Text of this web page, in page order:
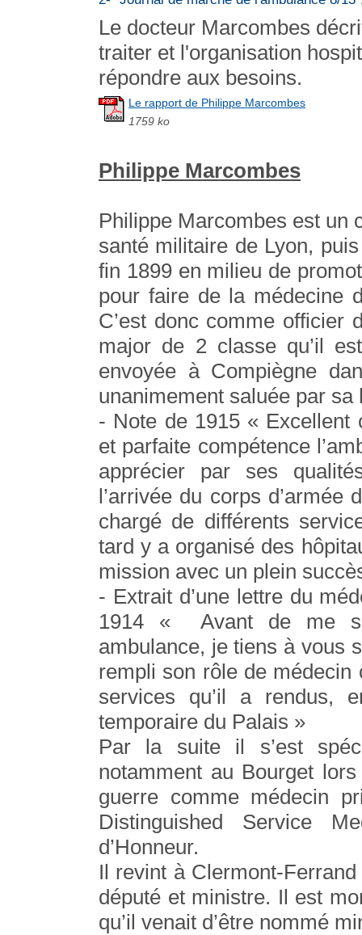
Le docteur Marcombes
traiter et l'organisation
répondre aux besoins.
Le rapport de Philippe Marcombes
1759 ko
Philippe Marcombes
Philippe Marcombes est un
santé militaire de Lyon,
fin 1899 en milieu de
pour faire de la médecine
C’est donc comme officier
major de 2 classe qu’il
envoyée à Compiègne
unanimement saluée par sa
- Note de 1915 « Excellent
et parfaite compétence
apprécier par ses
l’arrivée du corps
chargé de différents
tard y a organisé des
mission avec un plein
- Extrait d’une lettre du
1914 « Avant de me
ambulance, je tiens à vous
rempli son rôle de
services qu’il a rendus,
temporaire du Palais »
Par la suite il s’est
notamment au Bourget
guerre comme médecin
Distinguished Service
d’Honneur.
Il revint à Clermont-
député et ministre. Il est
qu’il venait d’être nommé